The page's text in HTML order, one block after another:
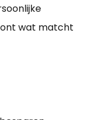
wat matcht